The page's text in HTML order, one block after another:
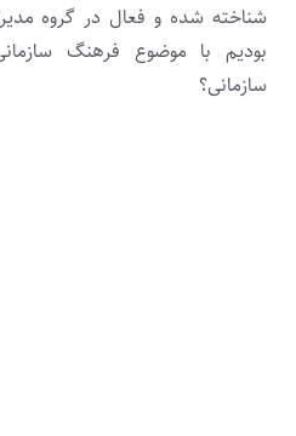
بودیم با موضوع فرهنگ
سازمانی؟